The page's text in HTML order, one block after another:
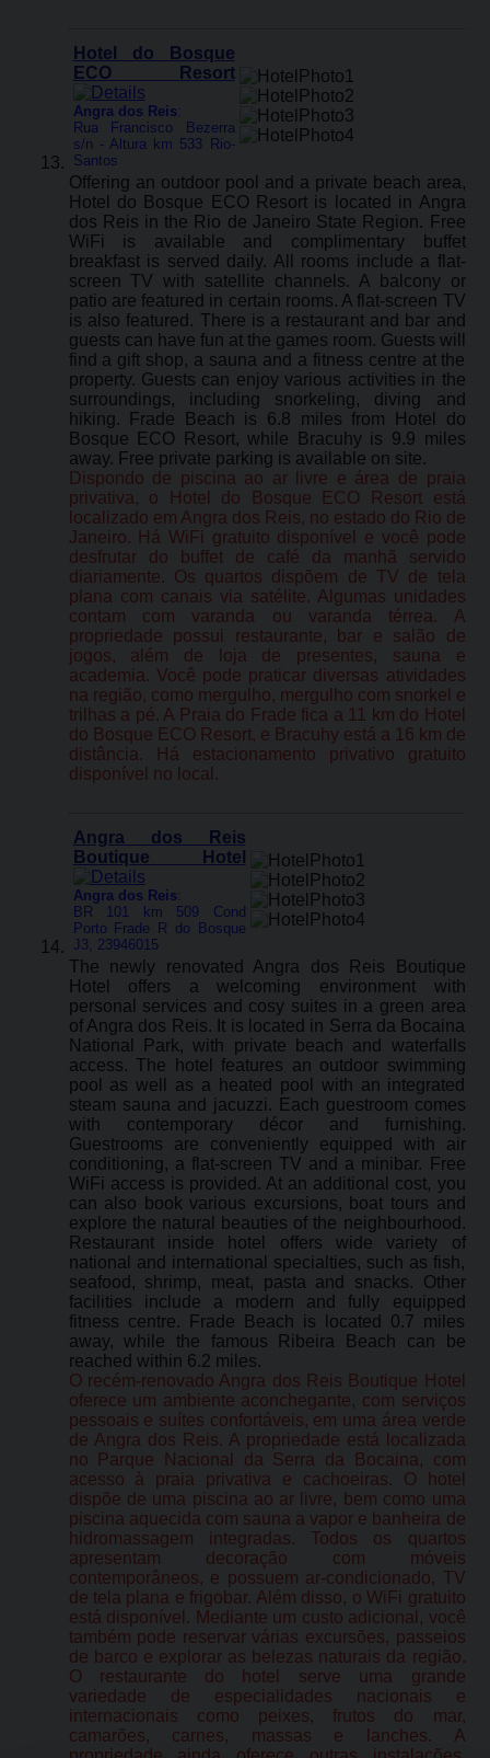
Hotel do Bosque
ECO Resort
Angra dos Reis:
Rua Francisco Bezerra
s/n - Altura km 533 Rio-
Santos
Offering an outdoor pool and a private beach area,
Hotel do Bosque ECO Resort is located in Angra
dos Reis in the Rio de Janeiro State Region. Free
WiFi is available and complimentary buffet
breakfast is served daily. All rooms include a flat-
screen TV with satellite channels. A balcony or
patio are featured in certain rooms. A flat-screen TV
is also featured. There is a restaurant and bar and
guests can have fun at the games room. Guests will
find a gift shop, a sauna and a fitness centre at the
property. Guests can enjoy various activities in the
surroundings, including snorkeling, diving and
hiking. Frade Beach is 6.8 miles from Hotel do
Bosque ECO Resort, while Bracuhy is 9.9 miles
away. Free private parking is available on site.
Dispondo de piscina ao ar livre e área de praia
privativa, o Hotel do Bosque ECO Resort está
localizado em Angra dos Reis, no estado do Rio de
Janeiro. Há WiFi gratuito disponível e você pode
desfrutar do buffet de café da manhã servido
diariamente. Os quartos dispõem de TV de tela
plana com canais via satélite. Algumas unidades
contam com varanda ou varanda térrea. A
propriedade possui restaurante, bar e salão de
jogos, além de loja de presentes, sauna e
academia. Você pode praticar diversas atividades
na região, como mergulho, mergulho com snorkel e
trilhas a pé. A Praia do Frade fica a 11 km do Hotel
do Bosque ECO Resort, e Bracuhy está a 16 km de
distância. Há estacionamento privativo gratuito
disponível no local.
Angra dos Reis
Boutique Hotel
Angra dos Reis:
BR 101 km 509 Cond
Porto Frade R do Bosque
J3, 23946015
The newly renovated Angra dos Reis Boutique
Hotel offers a welcoming environment with
personal services and cosy suites in a green area
of Angra dos Reis. It is located in Serra da Bocaina
National Park, with private beach and waterfalls
access. The hotel features an outdoor swimming
pool as well as a heated pool with an integrated
steam sauna and jacuzzi. Each guestroom comes
with contemporary décor and furnishing.
Guestrooms are conveniently equipped with air
conditioning, a flat-screen TV and a minibar. Free
WiFi access is provided. At an additional cost, you
can also book various excursions, boat tours and
explore the natural beauties of the neighbourhood.
Restaurant inside hotel offers wide variety of
national and international specialties, such as fish,
seafood, shrimp, meat, pasta and snacks. Other
facilities include a modern and fully equipped
fitness centre. Frade Beach is located 0.7 miles
away, while the famous Ribeira Beach can be
reached within 6.2 miles.
O recém-renovado Angra dos Reis Boutique Hotel
oferece um ambiente aconchegante, com serviços
pessoais e suítes confortáveis, em uma área verde
de Angra dos Reis. A propriedade está localizada
no Parque Nacional da Serra da Bocaina, com
acesso à praia privativa e cachoeiras. O hotel
dispõe de uma piscina ao ar livre, bem como uma
piscina aquecida com sauna a vapor e banheira de
hidromassagem integradas. Todos os quartos
apresentam decoração com móveis
contemporâneos, e possuem ar-condicionado, TV
de tela plana e frigobar. Além disso, o WiFi gratuito
está disponível. Mediante um custo adicional, você
também pode reservar várias excursões, passeios
de barco e explorar as belezas naturais da região.
O restaurante do hotel serve uma grande
variedade de especialidades nacionais e
internacionais como peixes, frutos do mar,
camarões, carnes, massas e lanches. A